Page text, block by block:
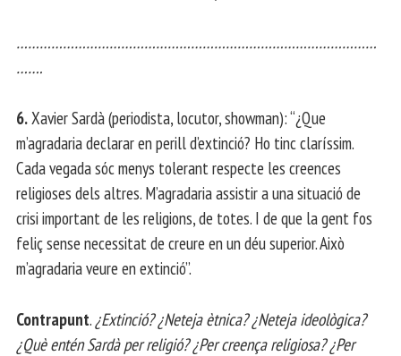
…………………………………………………………………………………
…….
6.Xavier Sardà (periodista, locutor, showman): “¿Que
m’agradaria declarar en perill d’extinció? Ho tinc claríssim.
Cada vegada sóc menys tolerant respecte les creences
religioses dels altres. M’agradaria assistir a una situació de
crisi important de les religions, de totes. I de que la gent fos
feliç sense necessitat de creure en un déu superior. Això
m’agradaria veure en extinció”.
Contrapunt. ¿Extinció? ¿Neteja ètnica? ¿Neteja ideològica?
¿Què entén Sardà per religió? ¿Per creença religiosa? ¿Per